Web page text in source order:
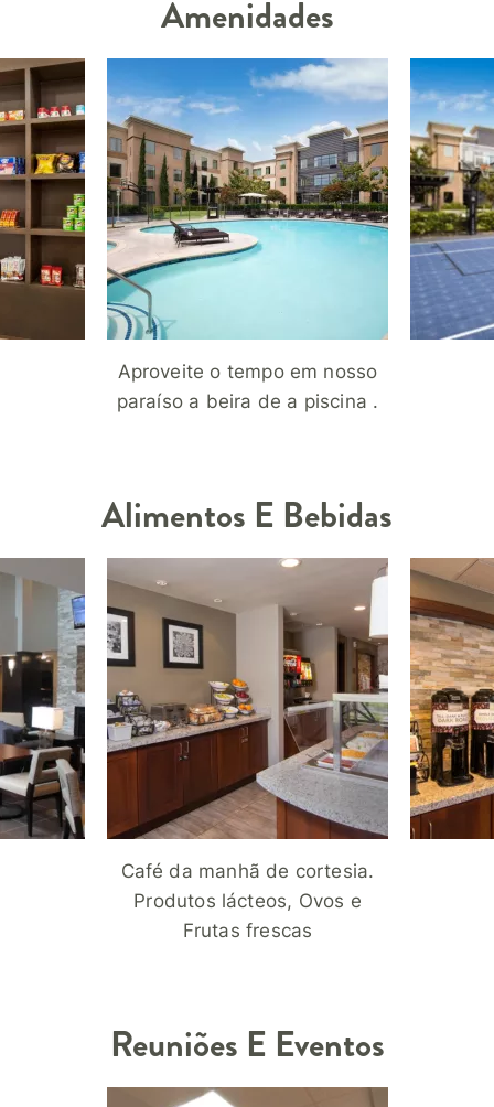
Amenidades
Aproveite o tempo em nosso
paraíso a beira de a piscina .
Alimentos E Bebidas
Café da manhã de cortesia.
Produtos lácteos, Ovos e
Frutas frescas
Reuniões E Eventos